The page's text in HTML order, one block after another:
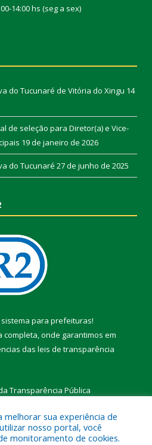
14:00 hs (seg a sex)
do Tucunaré de Vitória do Xingu 14
de seleção para Diretor(a) e Vice-
19 de janeiro de 2026
do Tucunaré 27 de junho de 2025
sistema para prefeituras!
completa, onde garantimos em
das leis de transparência
Transparência Pública
melhorar sua experiência de
nosso portal, você
monitoramento de cookies.